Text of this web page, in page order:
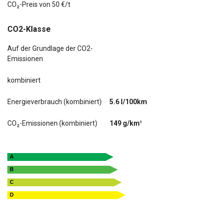
CO₂-Preis von 50 €/t
CO2-Klasse
Auf der Grundlage der CO2-
Emissionen
kombiniert
Energieverbrauch (kombiniert) 5.6 l/100km
CO₂-Emissionen (kombiniert) 149 g/km¹
A
B
C
D